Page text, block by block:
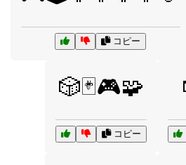
コピー
🎲🃏🎮🧩
コピー